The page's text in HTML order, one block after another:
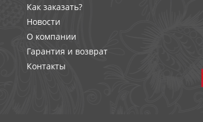
Как заказать?
Новости
О компании
Гарантия и возврат
Контакты